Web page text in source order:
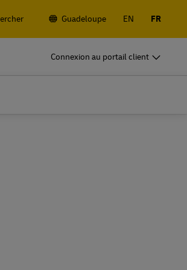
Guadeloupe EN FR
Connexion au portail client